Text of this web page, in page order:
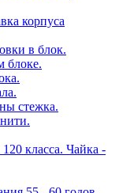
корпуса
в блок.
блоке.
стежка.
класса. Чайка -